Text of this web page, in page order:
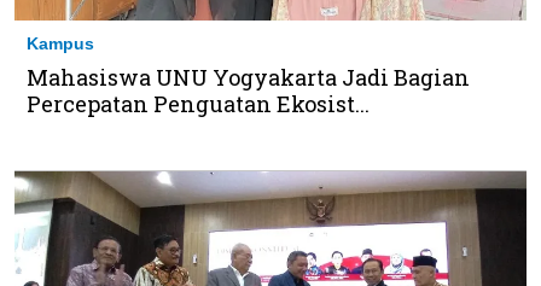
Kampus
Mahasiswa UNU Yogyakarta Jadi Bagian
Percepatan Penguatan Ekosist...